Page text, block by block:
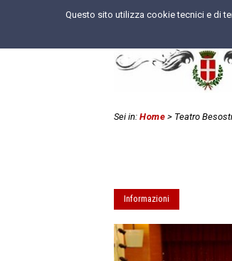
Sei in: Home > Teatro
Informazioni
Questo sito utilizza cookie tecnici e di